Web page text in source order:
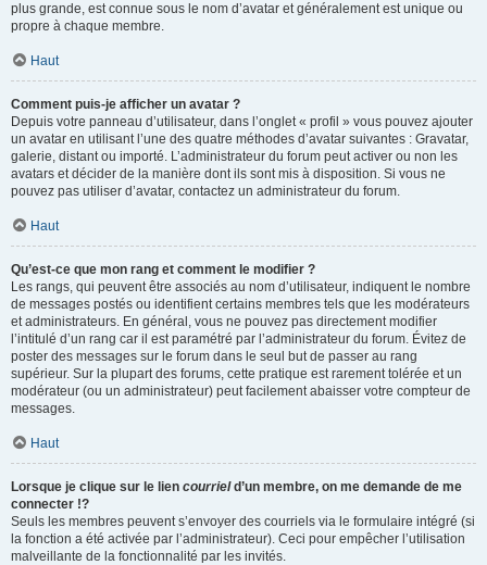
plus grande, est connue sous le nom d’avatar et généralement est unique ou
propre à chaque membre.
Haut
Comment puis-je afficher un avatar ?
Depuis votre panneau d’utilisateur, dans l’onglet « profil » vous pouvez ajouter
un avatar en utilisant l’une des quatre méthodes d’avatar suivantes : Gravatar,
galerie, distant ou importé. L’administrateur du forum peut activer ou non les
avatars et décider de la manière dont ils sont mis à disposition. Si vous ne
pouvez pas utiliser d’avatar, contactez un administrateur du forum.
Haut
Qu’est-ce que mon rang et comment le modifier ?
Les rangs, qui peuvent être associés au nom d’utilisateur, indiquent le nombre
de messages postés ou identifient certains membres tels que les modérateurs
et administrateurs. En général, vous ne pouvez pas directement modifier
l’intitulé d’un rang car il est paramétré par l’administrateur du forum. Évitez de
poster des messages sur le forum dans le seul but de passer au rang
supérieur. Sur la plupart des forums, cette pratique est rarement tolérée et un
modérateur (ou un administrateur) peut facilement abaisser votre compteur de
messages.
Haut
Lorsque je clique sur le lien courrield’un membre, on me demande de me
connecter !?
Seuls les membres peuvent s’envoyer des courriels via le formulaire intégré (si
la fonction a été activée par l’administrateur). Ceci pour empêcher l’utilisation
malveillante de la fonctionnalité par les invités.